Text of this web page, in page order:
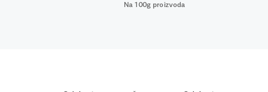
Na 100g proizvoda